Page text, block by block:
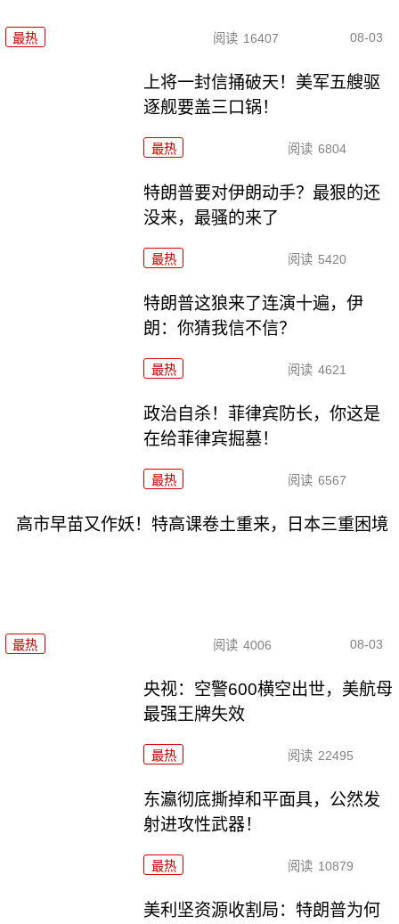
最热 阅读 16407 08-03
上将一封信捅破天！美军五艘驱
逐舰要盖三口锅！
最热 阅读 6804
特朗普要对伊朗动手？最狠的还
没来，最骚的来了
最热 阅读 5420
特朗普这狼来了连演十遍，伊
朗：你猜我信不信？
最热 阅读 4621
政治自杀！菲律宾防长，你这是
在给菲律宾掘墓！
最热 阅读 6567
高市早苗又作妖！特高课卷土重来，日本三重困境
最热 阅读 4006 08-03
央视：空警600横空出世，美航母
最强王牌失效
最热 阅读 22495
东瀛彻底撕掉和平面具，公然发
射进攻性武器！
最热 阅读 10879
美利坚资源收割局：特朗普为何